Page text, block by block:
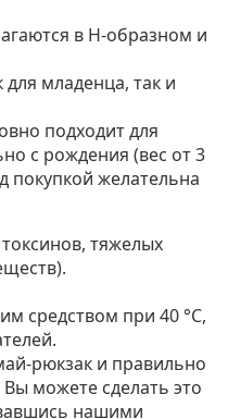
в Н-образном и
для младенца, так и
подходит для
с рождения (вес от 3
покупкой желательна
тяжелых
средством при 40 °С,
рюкзак и правильно
можете сделать это
нашими